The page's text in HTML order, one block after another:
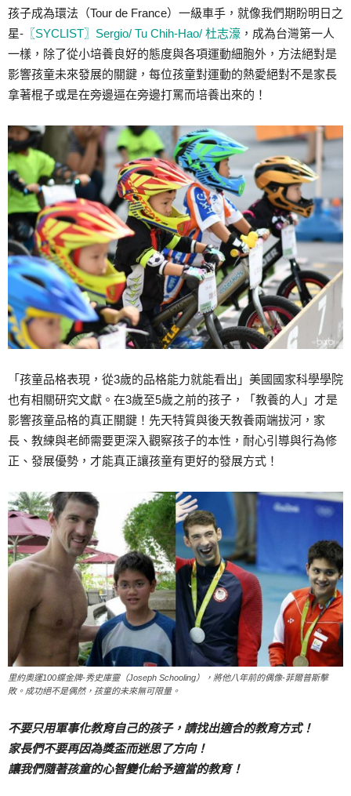
孩子成為環法（Tour de France）一級車手，就像我們期盼明日之
星- 〖SYCLIST〗Sergio/ Tu Chih-Hao/ 杜志濠 ，成為台灣第一人
一樣，除了從小培養良好的態度與各項運動細胞外，方法絕對是
影響孩童未來發展的關鍵，每位孩童對運動的熱愛絕對不是家長
拿著棍子或是在旁邊逼在旁邊打罵而培養出來的！
「孩童品格表現，從3歲的品格能力就能看出」美國國家科學學院
也有相關研究文獻。在3歲至5歲之前的孩子，「教養的人」才是
影響孩童品格的真正關鍵！先天特質與後天教養兩端拔河，家
長、教練與老師需要更深入觀察孩子的本性，耐心引導與行為修
正、發展優勢，才能真正讓孩童有更好的發展方式！
里約奧運100蝶金牌-秀史庫靈（Joseph Schooling），將他八年前的偶像-菲爾普斯擊
敗。成功絕不是偶然，孩童的未來無可限量。
不要只用軍事化教育自己的孩子，請找出適合的教育方式！
家長們不要再因為獎盃而迷思了方向！
讓我們隨著孩童的心智變化給予適當的教育！